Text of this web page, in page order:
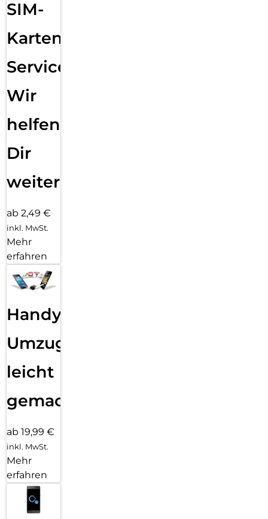
SIM-
Karten
Service:
Wir
helfen
Dir
weiter
ab 2,49 €
inkl. MwSt.
Mehr
erfahren
Handy
Umzug
leicht
gemacht!
ab 19,99 €
inkl. MwSt.
Mehr
erfahren